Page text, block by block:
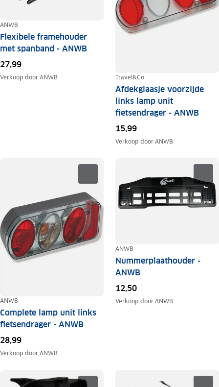
ANWB
Flexibele framehouder
met spanband - ANWB
27,99
Verkoop doorANWB Travel&Co
Afdekglaasje voorzijde
links lamp unit
fietsendrager - ANWB
15,99
Verkoop doorANWB
ANWB
Complete lamp unit links
fietsendrager - ANWB
28,99
Verkoop doorANWB
ANWB
Nummerplaathouder -
ANWB
12,50
Verkoop doorANWB